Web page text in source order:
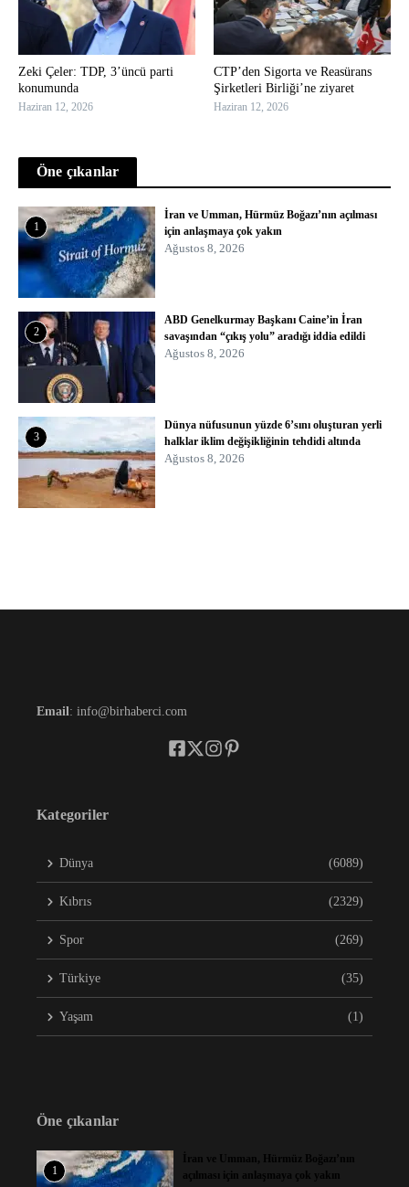
Zeki Çeler: TDP, 3’üncü parti
konumunda
Haziran 12, 2026
CTP’den Sigorta ve Reasürans
Şirketleri Birliği’ne ziyaret
Haziran 12, 2026
Öne çıkanlar
1
İran ve Umman, Hürmüz Boğazı’nın açılması
için anlaşmaya çok yakın
Ağustos 8, 2026
2
ABD Genelkurmay Başkanı Caine’in İran
savaşından “çıkış yolu” aradığı iddia edildi
Ağustos 8, 2026
3
Dünya nüfusunun yüzde 6’sını oluşturan yerli
halklar iklim değişikliğinin tehdidi altında
Ağustos 8, 2026
Email: info@birhaberci.com
Kategoriler
Dünya (6089)
Kıbrıs (2329)
Spor (269)
Türkiye (35)
Yaşam (1)
Öne çıkanlar
1
İran ve Umman, Hürmüz Boğazı’nın
açılması için anlaşmaya çok yakın